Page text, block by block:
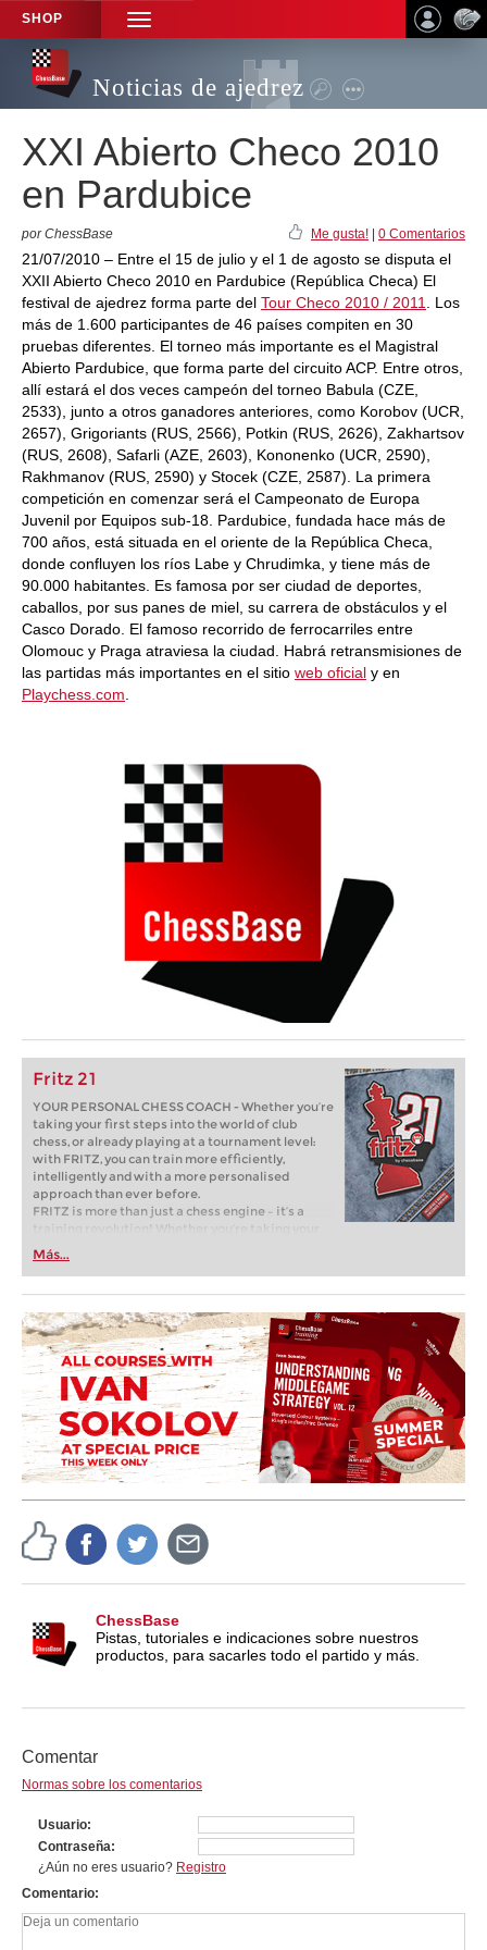
SHOP
TOGGLE
NAVIGATION
Noticias de ajedrez
XXI Abierto Checo 2010
en Pardubice
por ChessBase Me gusta! 0 Comentarios
21/07/2010 – Entre el 15 de julio y el 1 de agosto se disputa el
XXII Abierto Checo 2010 en Pardubice (República Checa) El
festival de ajedrez forma parte del Tour Checo 2010 / 2011
. Los
más de 1.600 participantes de 46 países compiten en 30
pruebas diferentes. El torneo más importante es el Magistral
Abierto Pardubice, que forma parte del circuito ACP. Entre otros,
allí estará el dos veces campeón del torneo Babula (CZE,
2533), junto a otros ganadores anteriores, como Korobov (UCR,
2657), Grigoriants (RUS, 2566), Potkin (RUS, 2626), Zakhartsov
(RUS, 2608), Safarli (AZE, 2603), Kononenko (UCR, 2590),
Rakhmanov (RUS, 2590) y Stocek (CZE, 2587). La primera
competición en comenzar será el Campeonato de Europa
Juvenil por Equipos sub-18. Pardubice, fundada hace más de
700 años, está situada en el oriente de la República Checa,
donde confluyen los ríos Labe y Chrudimka, y tiene más de
90.000 habitantes. Es famosa por ser ciudad de deportes,
caballos, por sus panes de miel, su carrera de obstáculos y el
Casco Dorado. El famoso recorrido de ferrocarriles entre
Olomouc y Praga atraviesa la ciudad. Habrá retransmisiones de
las partidas más importantes en el sitio web oficial y en
Playchess.com
Fritz 21
YOUR PERSONAL CHESS COACH - Whether you’re
taking your first steps into the world of club
chess, or already playing at a tournament level:
with FRITZ, you can train more efficiently,
intelligently and with a more personalised
approach than ever before.
FRITZ is more than just a chess engine – it’s a
training revolution! Whether you’re taking your
first steps into the world of club chess, or already
playing at a tournament level: with FRITZ, you can
train more efficiently, intelligently and with a
more personalised approach than ever before.
Más...
ChessBase
Pistas, tutoriales e indicaciones sobre nuestros
productos, para sacarles todo el partido y más.
Comentar
Normas sobre los comentarios
Usuario
Contraseña
¿Aún no eres usuario? Registro
Comentario